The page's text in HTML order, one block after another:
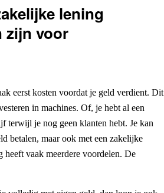
lening
zijn voor
eerst kosten voordat je geld verdient. Dit
in machines. Of, je hebt al een
terwijl je nog geen klanten hebt. Je kan
betalen, maar ook met een zakelijke
vaak meerdere voordelen. De